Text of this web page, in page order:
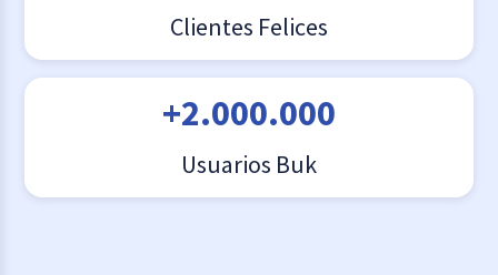
Clientes Felices
+2.000.000
Usuarios Buk